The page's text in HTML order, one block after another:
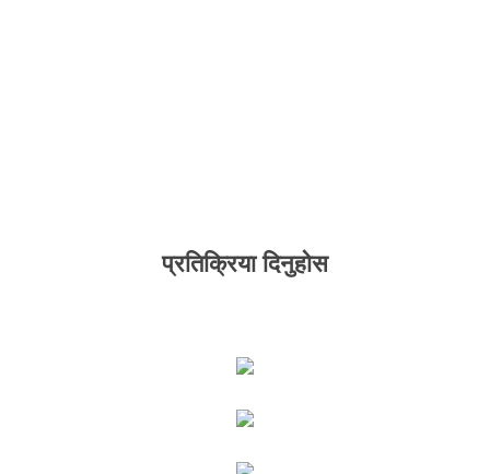
प्रतिक्रिया दिनुहोस